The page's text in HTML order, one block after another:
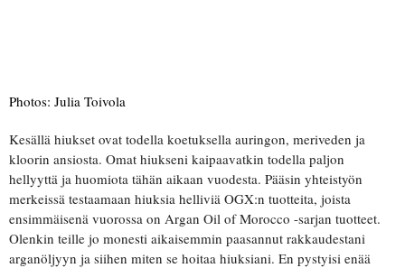
Photos: Julia Toivola
Kesällä hiukset ovat todella koetuksella auringon, meriveden ja
kloorin ansiosta. Omat hiukseni kaipaavatkin todella paljon
hellyyttä ja huomiota tähän aikaan vuodesta. Pääsin yhteistyön
merkeissä testaamaan hiuksia helliviä OGX:n tuotteita, joista
ensimmäisenä vuorossa on Argan Oil of Morocco -sarjan tuotteet.
Olenkin teille jo monesti aikaisemmin paasannut rakkaudestani
arganöljyyn ja siihen miten se hoitaa hiuksiani. En pystyisi enää